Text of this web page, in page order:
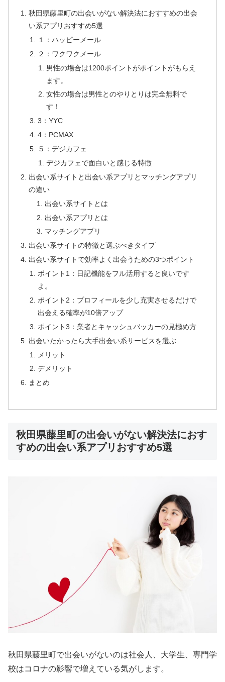
秋田県藤里町の出会いがない解決法におすすめの出会
い系アプリおすすめ5選
１：ハッピーメール
２：ワクワクメール
男性の場合は1200ポイントがポイントがもらえ
ます。
女性の場合は男性とのやりとりは完全無料で
す！
3：YYC
4：PCMAX
５：デジカフェ
デジカフェで面白いと感じる特徴
出会い系サイトと出会い系アプリとマッチングアプリ
の違い
出会い系サイトとは
出会い系アプリとは
マッチングアプリ
出会い系サイトの特徴と選ぶべきタイプ
出会い系サイトで効率よく出会うための3つポイント
ポイント1：日記機能をフル活用すると良いです
よ。
ポイント2：プロフィールを少し充実させるだけで
出会える確率が10倍アップ
ポイント3：業者とキャッシュバッカーの見極め方
出会いたかったら大手出会い系サービスを選ぶ
メリット
デメリット
まとめ
秋田県藤里町の出会いがない解決法におす
すめの出会い系アプリおすすめ5選
秋田県藤里町で出会いがないのは社会人、大学生、専門学
校はコロナの影響で増えている気がします。